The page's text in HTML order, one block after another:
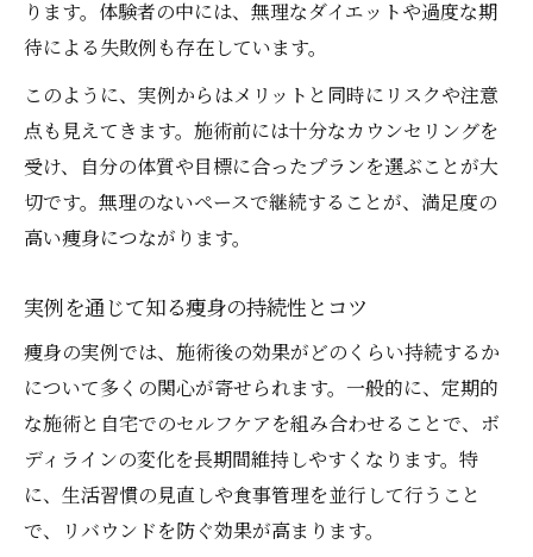
ります。体験者の中には、無理なダイエットや過度な期
待による失敗例も存在しています。
このように、実例からはメリットと同時にリスクや注意
点も見えてきます。施術前には十分なカウンセリングを
受け、自分の体質や目標に合ったプランを選ぶことが大
切です。無理のないペースで継続することが、満足度の
高い痩身につながります。
実例を通じて知る痩身の持続性とコツ
痩身の実例では、施術後の効果がどのくらい持続するか
について多くの関心が寄せられます。一般的に、定期的
な施術と自宅でのセルフケアを組み合わせることで、ボ
ディラインの変化を長期間維持しやすくなります。特
に、生活習慣の見直しや食事管理を並行して行うこと
で、リバウンドを防ぐ効果が高まります。